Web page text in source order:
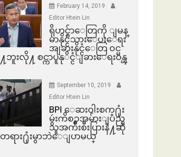
February 14, 2019
Editor Htein Lin
ရိုဟင္ဂ်ာေတြကို ျမန္
မာနိုင္ငံသားေပးေရး
အျခားနိုင္ငံေတြ ၀င္မ
ဘူးလို႔ စင္ကာပူနုိင္ငံျခားေရး၀န္ၾ
September 10, 2019
Editor Htein Lin
BPI ​ေဆးဝါးစက္​႐ုံး
မွဴးကိစၥအမ်ားျပည္​
သူအက်ိဳးစီးပြားနဲ႔ဆို
ရား႐ုံးမွာဘဲေျပာမယ္​